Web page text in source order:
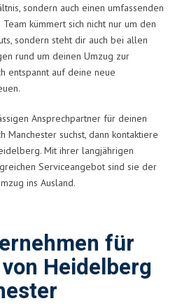
sondern auch einen umfassenden
kümmert sich nicht nur um den
sondern steht dir auch bei allen
rund um deinen Umzug zur
entspannt auf deine neue
Ansprechpartner für deinen
Manchester suchst, dann kontaktiere
Mit ihrer langjährigen
Serviceangebot sind sie der
ins Ausland.
für
Heidelberg